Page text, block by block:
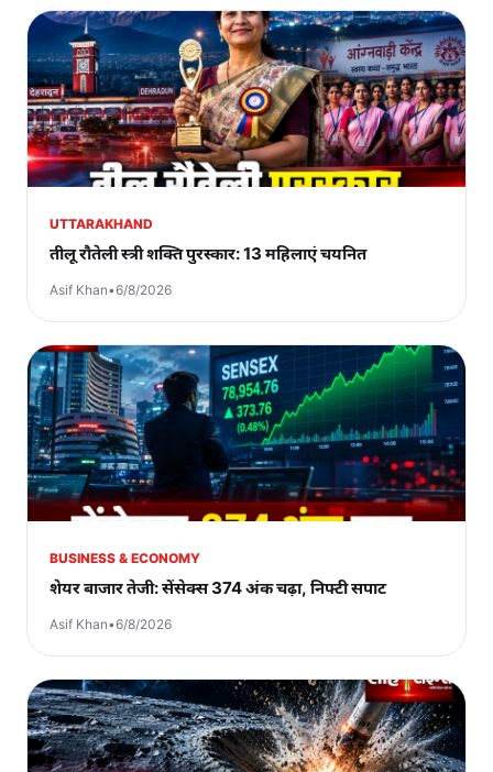
UTTARAKHAND
तीलू रौतेली स्त्री शक्ति पुरस्कार: 13 महिलाएं चयनित
Asif Khan•6/8/2026
BUSINESS & ECONOMY
शेयर बाजार तेजी: सेंसेक्स 374 अंक चढ़ा, निफ्टी सपाट
Asif Khan•6/8/2026